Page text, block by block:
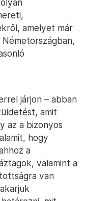
amelyet már
járjon – abban
amit
az a bizonyos
hogy
a
valamint a
van